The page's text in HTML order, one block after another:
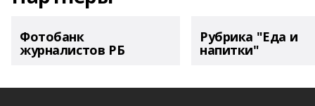
Фотобанк
журналистов РБ
Рубрика "Еда и
напитки"